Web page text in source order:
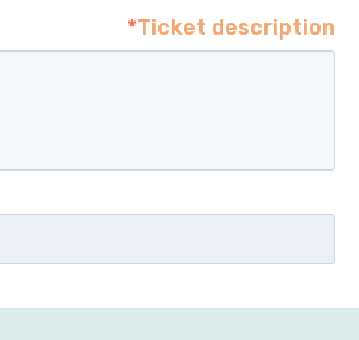
Ticket description
*